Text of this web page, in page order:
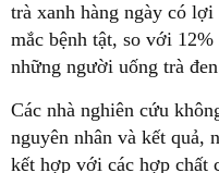
trà xanh hàng ngày có
mắc bệnh tật, so với
những người uống trà
Các nhà nghiên cứu
nguyên nhân và kết quả,
kết hợp với các hợp chất